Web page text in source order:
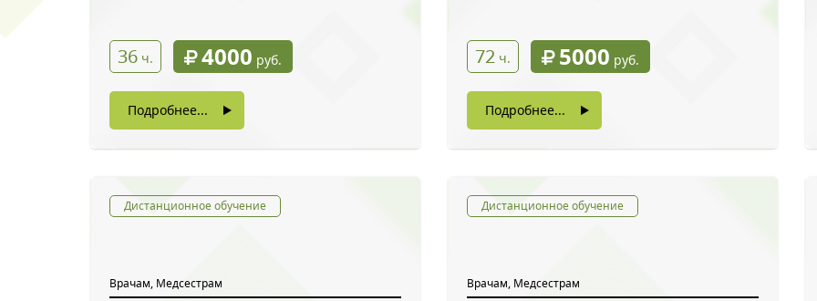
36 ч. 4000 руб.
Подробнее...
72 ч. 5000 руб.
Подробнее...
Дистанционное обучение
Врачам, Медсестрам
Дистанционное обучение
Врачам, Медсестрам